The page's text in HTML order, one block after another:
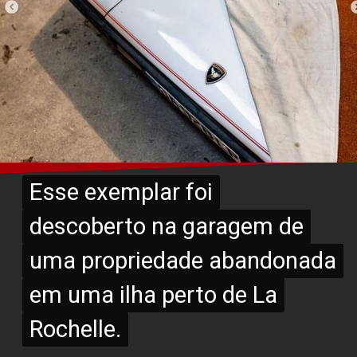
Esse exemplar foi
descoberto na garagem de
uma propriedade abandonada
em uma ilha perto de La
Rochelle.
Esse exemplar foi
descoberto na garagem de
uma propriedade abandonada
em uma ilha perto de La
Rochelle.